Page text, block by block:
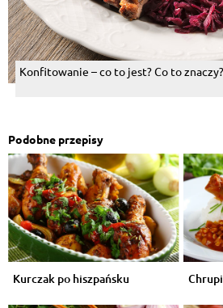
Konfitowanie – co to jest? Co to znaczy?
Podobne przepisy
Kurczak po hiszpańsku